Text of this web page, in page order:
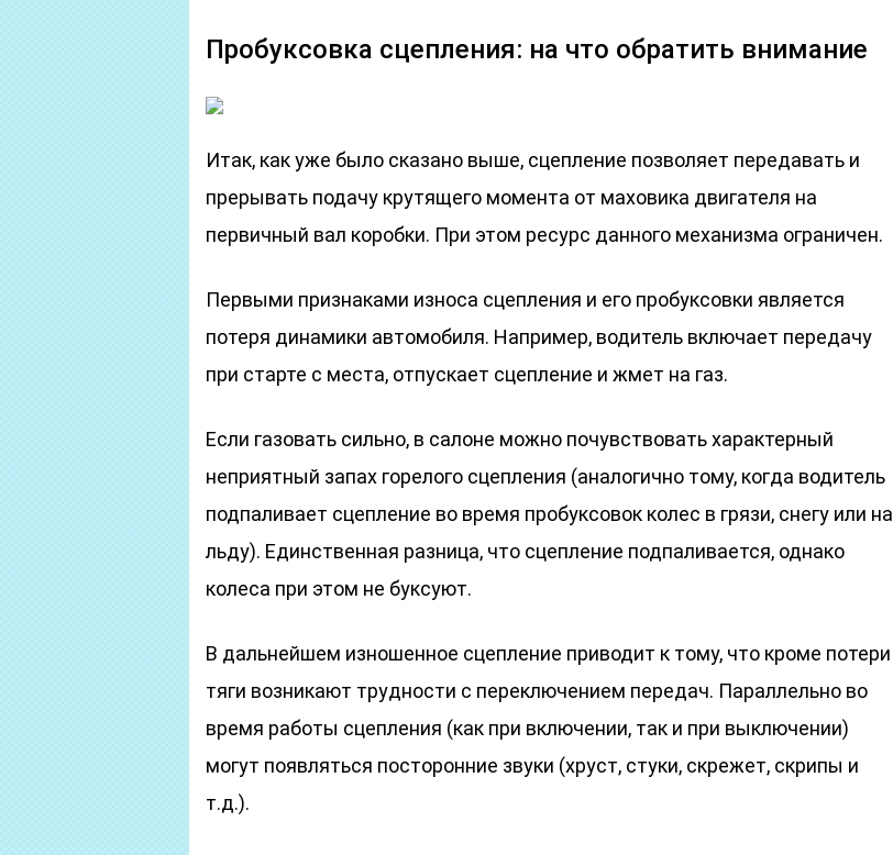
Пробуксовка сцепления: на что обратить внимание
Итак, как уже было сказано выше, сцепление позволяет передавать и
прерывать подачу крутящего момента от маховика двигателя на
первичный вал коробки. При этом ресурс данного механизма ограничен.
Первыми признаками износа сцепления и его пробуксовки является
потеря динамики автомобиля. Например, водитель включает передачу
при старте с места, отпускает сцепление и жмет на газ.
Если газовать сильно, в салоне можно почувствовать характерный
неприятный запах горелого сцепления (аналогично тому, когда водитель
подпаливает сцепление во время пробуксовок колес в грязи, снегу или на
льду). Единственная разница, что сцепление подпаливается, однако
колеса при этом не буксуют.
В дальнейшем изношенное сцепление приводит к тому, что кроме потери
тяги возникают трудности с переключением передач. Параллельно во
время работы сцепления (как при включении, так и при выключении)
могут появляться посторонние звуки (хруст, стуки, скрежет, скрипы и
т.д.).